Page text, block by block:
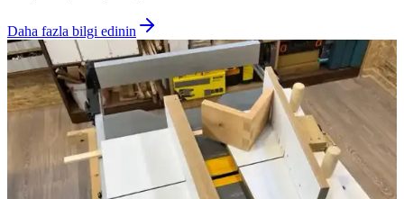
Daha fazla bilgi edinin